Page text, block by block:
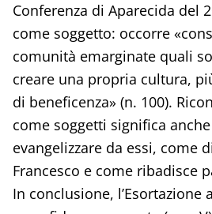
Conferenza di Aparecida del
come soggetto: occorre
comunità emarginate quali
creare una propria cultura,
di beneficenza» (n. 100).
come soggetti significa
evangelizzare da essi, come
Francesco e come ribadisce
In conclusione, l’Esortazione